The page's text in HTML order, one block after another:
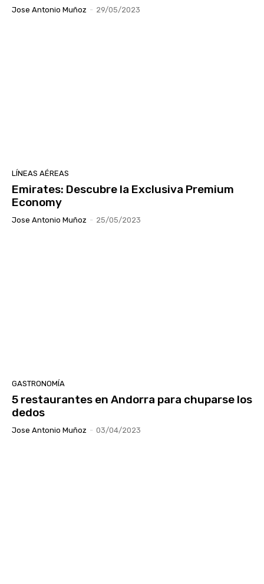
Jose Antonio Muñoz - 29/05/2023
LÍNEAS AÉREAS
Emirates: Descubre la Exclusiva Premium
Economy
Jose Antonio Muñoz - 25/05/2023
GASTRONOMÍA
5 restaurantes en Andorra para chuparse los
dedos
Jose Antonio Muñoz - 03/04/2023